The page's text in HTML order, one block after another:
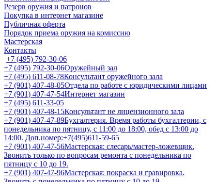
Резерв оружия и патронов
Покупка в интернет магазине
Публичная оферта
Порядок приема оружия на комиссию
Мастерская
Контакты
+7 (495) 792-30-06
+7 (495) 792-30-06Оружейный зал
+7 (495) 611-08-78Консультант оружейного зала
+7 (901) 407-48-05Отдела по работе с юридическими лицами
+7 (901) 407-47-54Интернет магазин
+7 (495) 611-33-05
+7 (901) 407-48-15Консультант не лицензионного зала
+7 (901) 407-47-89Бухгалтерия. Время работы бухгалтерии, с
понедельника по пятницу, с 11:00 до 18:00, обед с 13:00 до
14:00. Доп.номер:+7(495)611-59-65
+7 (901) 407-47-56Мастерская: слесарь/мастер-ложевщик.
Звонить только по вопросам ремонта с понедельника по
пятницу с 10 до 19.
+7 (901) 407-47-96Мастерская: покраска и гравировка.